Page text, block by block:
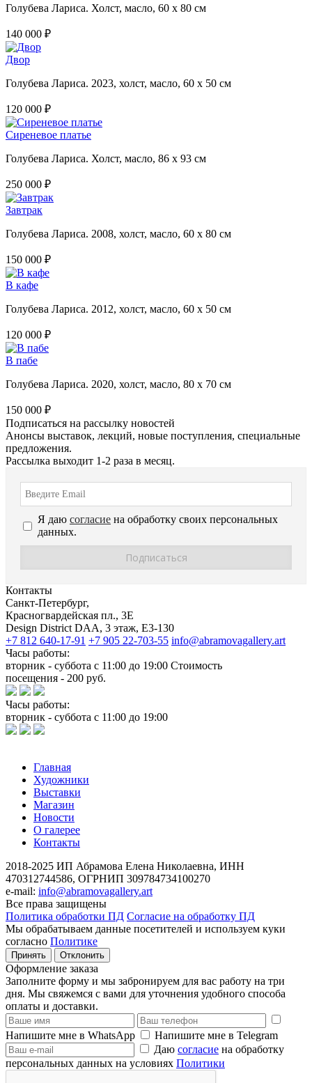
Голубева Лариса. Холст, масло, 60 х 80 см
140 000 ₽
Двор
Голубева Лариса. 2023, холст, масло, 60 х 50 см
120 000 ₽
Сиреневое платье
Голубева Лариса. Холст, масло, 86 х 93 см
250 000 ₽
Завтрак
Голубева Лариса. 2008, холст, масло, 60 х 80 см
150 000 ₽
В кафе
Голубева Лариса. 2012, холст, масло, 60 х 50 см
120 000 ₽
В пабе
Голубева Лариса. 2020, холст, масло, 80 х 70 см
150 000 ₽
Подписаться на рассылку новостей
Анонсы выставок, лекций, новые поступления, специальные
предложения.
Рассылка выходит 1-2 раза в месяц.
Я даю согласие на обработку своих персональных
данных.
Контакты
Санкт-Петербург,
Красногвардейская пл., 3E
Design District DAA, 3 этаж, Е3-130
+7 812 640-17-91 +7 905 22-703-55 info@abramovagallery.art
Часы работы:
вторник - суббота с 11:00 до 19:00 Стоимость
посещения - 200 руб.
Часы работы:
вторник - суббота с 11:00 до 19:00
Главная
Художники
Выставки
Магазин
Новости
О галерее
Контакты
2018-2025 ИП Абрамова Елена Николаевна, ИНН
470312744586, ОГРНИП 309784734100270
e-mail: info@abramovagallery.art
Все права защищены
Политика обработки ПД Согласие на обработку ПД
Мы обрабатываем данные посетителей и используем куки
согласно Политике
Принять Отклонить
Оформление заказа
Заполните форму и мы забронируем для вас работу на три
дня. Мы свяжемся с вами для уточнения удобного способа
оплаты и доставки.
Напишите мне в WhatsApp
Напишите мне в Telegram
Даю согласие на обработку
персональных данных на условиях Политики